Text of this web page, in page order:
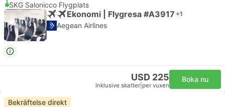
SKG Salonicco Flygplats
Ekonomi | Flygresa #A3917 +1
Aegean Airlines
USD 225
Inklusive skatter per vuxen
Boka nu
Bekräftelse direkt